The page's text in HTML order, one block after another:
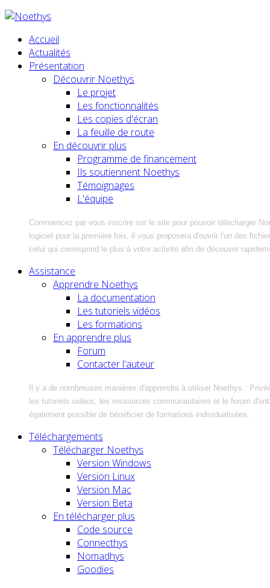
Accueil
Actualités
Présentation
Découvrir Noethys
Le projet
Les fonctionnalités
Les copies d'écran
La feuille de route
En découvrir plus
Programme de financement
Ils soutiennent Noethys
Témoignages
L'équipe
Commencez par vous inscrire sur le site pour pouvoir télécharger
logiciel pour la première fois, il vous proposera d'ouvrir l'un des
celui qui correspond le plus à votre activité afin de découvrir
Assistance
Apprendre Noethys
La documentation
Les tutoriels vidéos
Les formations
En apprendre plus
Forum
Contacter l'auteur
Il y a de nombreuses manières d'apprendre à utiliser Noethys :
les tutoriels vidéos, les ressources communautaires et le forum
également possible de bénéficier de formations individualisées.
Téléchargements
Télécharger Noethys
Version Windows
Version Linux
Version Mac
Version Beta
En télécharger plus
Code source
Connecthys
Nomadhys
Goodies